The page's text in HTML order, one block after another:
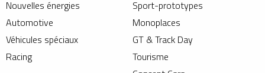
Nouvelles énergies
Automotive
Véhicules spéciaux
Racing
Sport-prototypes
Monoplaces
GT & Track Day
Tourisme